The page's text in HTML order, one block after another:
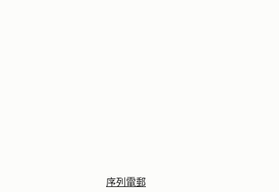
序列電郵